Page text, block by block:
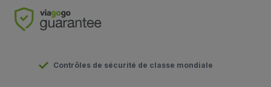
Contrôles de sécurité de classe mondiale